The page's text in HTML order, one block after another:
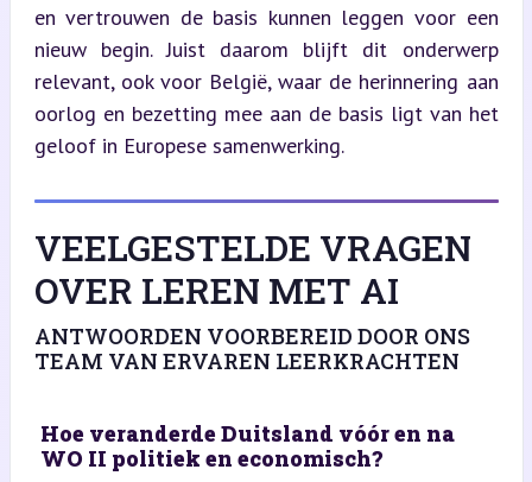
en vertrouwen de basis kunnen leggen voor een
nieuw begin. Juist daarom blijft dit onderwerp
relevant, ook voor België, waar de herinnering aan
oorlog en bezetting mee aan de basis ligt van het
geloof in Europese samenwerking.
VEELGESTELDE VRAGEN
OVER LEREN MET AI
ANTWOORDEN VOORBEREID DOOR ONS
TEAM VAN ERVAREN LEERKRACHTEN
Hoe veranderde Duitsland vóór en na
WO II politiek en economisch?